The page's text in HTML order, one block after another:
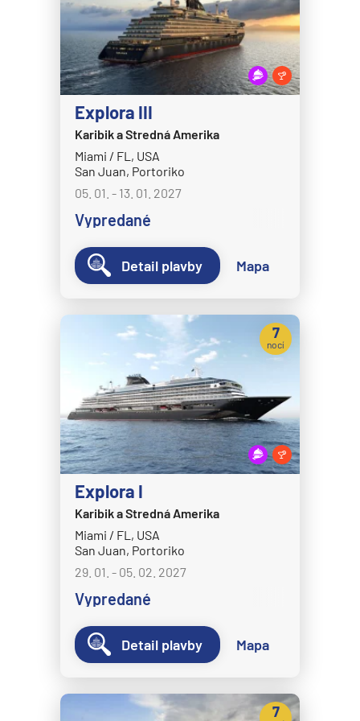
Expedičné plavby
Antarktída
Arktída
Expedičné plavby
Galapágy
Potvrdiť
Celebrity Eclipse
Celebrity Edge
Celebrity Equinox
Celebrity Flora
Celebrity Infinity
Celebrity Millennium
Celebrity Reflection®
Celebrity Silhouette®
Celebrity Solstice®
Celebrity Summit®
Celebrity Xcel℠
Celestyal Discovery
Celestyal Journey
Celestyal Olympia
Costa Cruises
Costa Deliziosa
Costa Diadema
Costa Fascinosa
Costa Favolosa
Costa Fortuna
Costa Pacifica
Costa Serena
Costa Smeralda
Costa Toscana
Crystal Cruises
Explora III
Karibik a Stredná Amerika
Miami / FL, USA
San Juan, Portoriko
05. 01. - 13. 01. 2027
Vypredané
Detail plavby Mapa
Explora I
Karibik a Stredná Amerika
Miami / FL, USA
San Juan, Portoriko
29. 01. - 05. 02. 2027
Vypredané
7
nocí
Detail plavby Mapa
7